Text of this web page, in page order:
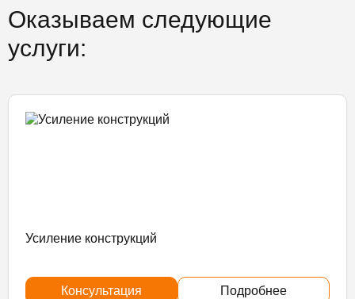
Оказываем следующие
услуги:
Усиление конструкций
Консультация Подробнее